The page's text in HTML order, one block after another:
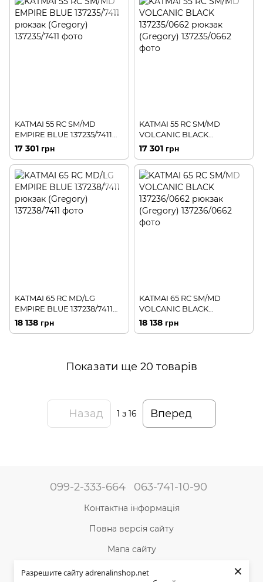
Разрешите сайту adrenalinshop.net
×
KATMAI 55 RC SM/MD
EMPIRE BLUE 137235/7411
рюкзак (Gregory)
17 301 грн
KATMAI 55 RC SM/MD
VOLCANIC BLACK
137235/0662 рюкзак
(Gregory)
17 301 грн
KATMAI 65 RC MD/LG
EMPIRE BLUE 137238/7411
рюкзак (Gregory)
18 138 грн
KATMAI 65 RC SM/MD
VOLCANIC BLACK
137236/0662 рюкзак
(Gregory)
18 138 грн
Показати ще 20 товарів
Назад 1 з 16 Вперед
099-2-333-664 063-741-10-90
Контактна інформація
Повна версія сайту
Мапа сайту
©2004-2024 Адреналін – магазин туристичного